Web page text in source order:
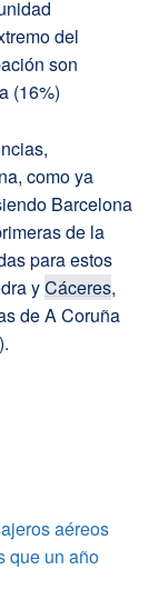
del
son
(16%)
como ya
Barcelona
de la
para estos
yCáceres,
de A Coruña
aéreos
que un año